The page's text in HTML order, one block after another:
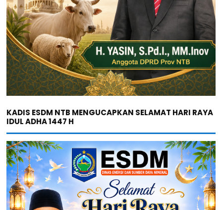
KADIS ESDM NTB MENGUCAPKAN SELAMAT HARI RAYA
IDUL ADHA 1447 H